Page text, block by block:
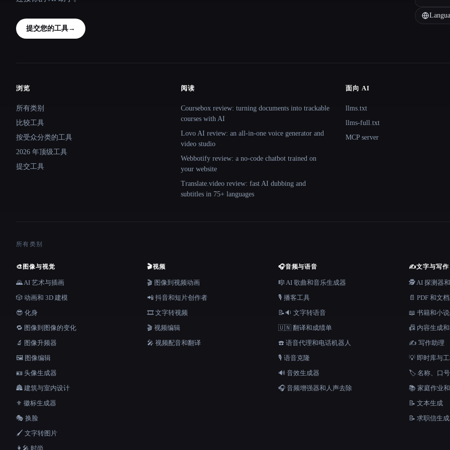
提交您的工具→
Site navigation
浏览
所有类别
比较工具
按受众分类的工具
2026 年顶级工具
提交工具
阅读
Coursebox review: turning documents into trackable
courses with AI
Lovo AI review: an all-in-one voice generator and
video studio
Webbotify review: a no-code chatbot trained on
your website
Translate.video review: fast AI dubbing and
subtitles in 75+ languages
面向 AI
llms.txt
llms-full.txt
MCP server
所有类别
🎨 图像与视觉
🌄 AI 艺术与插画
🎲 动画和 3D 建模
😎 化身
🔁 图像到图像的变化
🔬 图像升频器
🖼️ 图像编辑
🪪 头像生成器
🏯 建筑与室内设计
⚜️ 徽标生成器
🎭 换脸
🖌️ 文字转图片
👩‍🎤 时尚
🎬视频
🎬 图像到视频动画
📲 抖音和短片创作者
🎞️ 文字转视频
🎬 视频编辑
🎤 视频配音和翻译
🎧音频与语音
🎼 AI 歌曲和音乐生成器
🎙️ 播客工具
📝🔉 文字转语音
🇺🇳 翻译和成绩单
☎️ 语音代理和电话机器人
🎙️ 语音克隆
🔊 音效生成器
🎧 音频增强器和人声去除
✍️文字与写作
🕵️ AI 探测器
📄 PDF 和文
📖 书籍和小
📠 内容生成
✍️ 写作助理
💡 即时库与
🏷️ 名称、口
📚 家庭作业
📝 文本生成
📝 求职信生